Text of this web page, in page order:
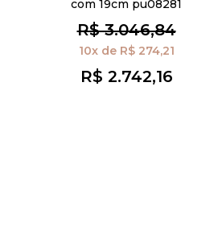
com 19cm pu08281
R$ 3.046,84
10xde R$ 274,21
R$ 2.742,16